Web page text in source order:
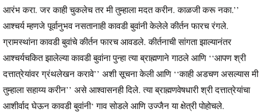
आरंभ करा. जर काही चुकलेच तर मी तुम्हाला मदत करीन. काळजी करू नका.’’
आश्चर्य म्हणजे पूर्वानुभव नसतानाही कावडी बुवांनी केलेले कीर्तन फारच रंगले.
ग्रामस्थांना कावडी बुवांचे कीर्तन फारच आवडले. कीर्तनाची सांगता झाल्यानंतर
आश्चर्यचकित झालेल्या कावडी बुवांना पुन्हा त्या ब्राह्मणाने गाठले आणि ‘‘आपण श्री
दत्तात्रेयांवर ग्रंथलेखन करावे’’ अशी सूचना केली आणि ‘‘काही अडचण असल्यास मी
तुम्हाला सहाय्य करीन’’ असे आश्वासनही दिले. त्या ब्राह्मणवेषधारी श्री दत्तात्रेयांचा
आशीर्वाद घेऊन कावडी बुवांनी‘ गाव सोडले आणि उज्जैन या क्षेत्री पोहोचले.